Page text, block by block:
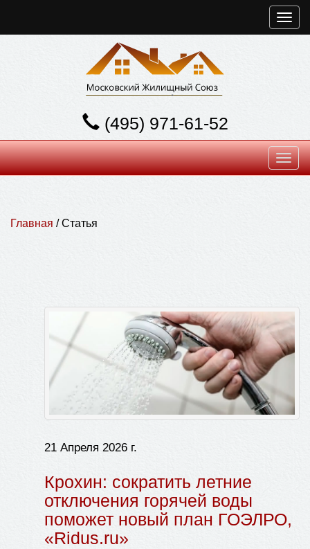
(495) 971-61-52
Главная / Статья
21 Апреля 2026 г.
Крохин: сократить летние
отключения горячей воды
поможет новый план ГОЭЛРО,
«Ridus.ru»